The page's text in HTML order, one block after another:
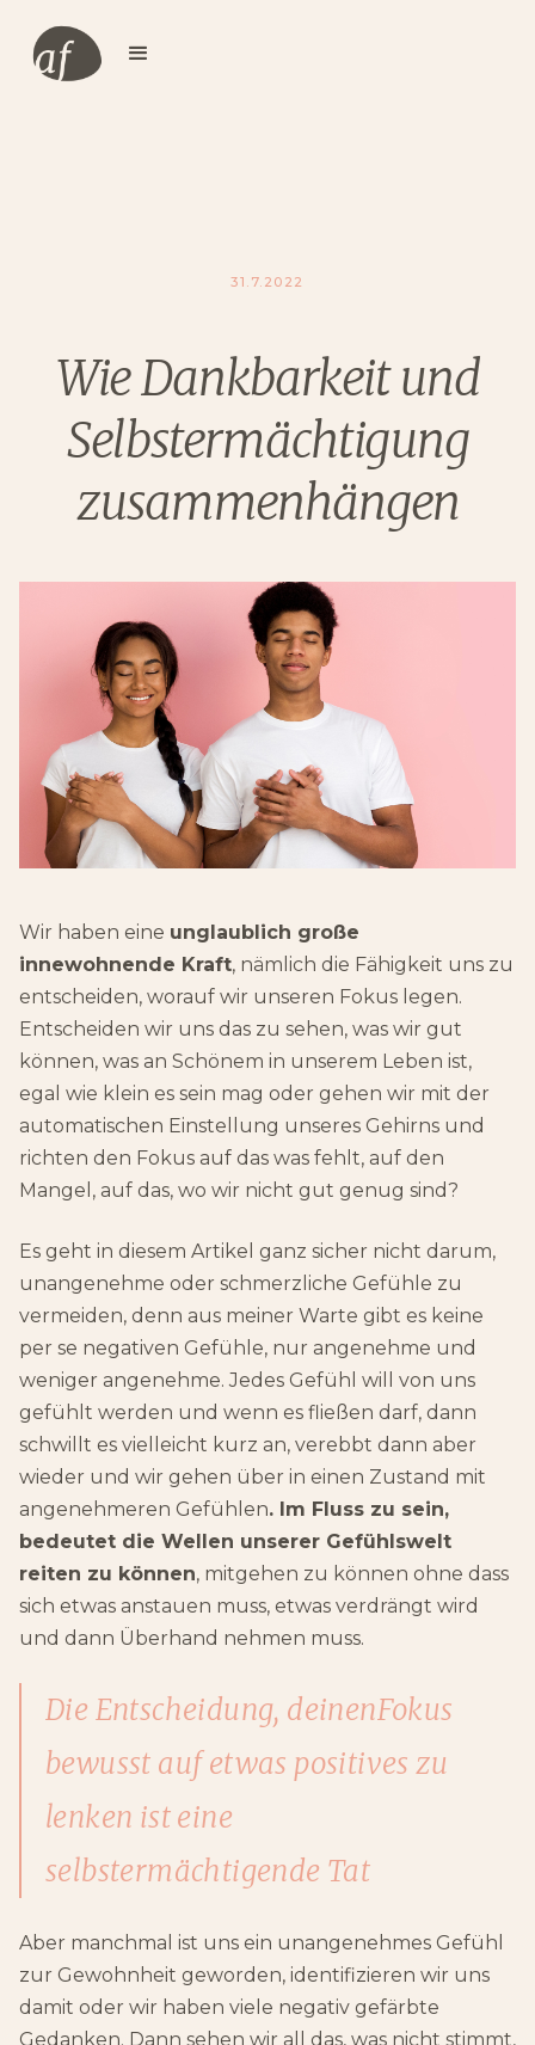
31.7.2022
Wie Dankbarkeit und
Selbstermächtigung
zusammenhängen
Wir haben eine unglaublich große
innewohnende Kraft, nämlich die Fähigkeit uns zu
entscheiden, worauf wir unseren Fokus legen.
Entscheiden wir uns das zu sehen, was wir gut
können, was an Schönem in unserem Leben ist,
egal wie klein es sein mag oder gehen wir mit der
automatischen Einstellung unseres Gehirns und
richten den Fokus auf das was fehlt, auf den
Mangel, auf das, wo wir nicht gut genug sind?
Es geht in diesem Artikel ganz sicher nicht darum,
unangenehme oder schmerzliche Gefühle zu
vermeiden, denn aus meiner Warte gibt es keine
per se negativen Gefühle, nur angenehme und
weniger angenehme. Jedes Gefühl will von uns
gefühlt werden und wenn es fließen darf, dann
schwillt es vielleicht kurz an, verebbt dann aber
wieder und wir gehen über in einen Zustand mit
angenehmeren Gefühlen. Im Fluss zu sein,
bedeutet die Wellen unserer Gefühlswelt
reiten zu können, mitgehen zu können ohne dass
sich etwas anstauen muss, etwas verdrängt wird
und dann Überhand nehmen muss.
Die Entscheidung, deinenFokus
bewusst auf etwas positives zu
lenken ist eine
selbstermächtigende Tat
Aber manchmal ist uns ein unangenehmes Gefühl
zur Gewohnheit geworden, identifizieren wir uns
damit oder wir haben viele negativ gefärbte
Gedanken. Dann sehen wir all das, was nicht stimmt,